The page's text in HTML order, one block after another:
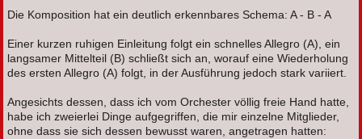
Die Komposition hat ein deutlich erkennbares Schema: A - B - A
Einer kurzen ruhigen Einleitung folgt ein schnelles Allegro (A), ein
langsamer Mittelteil (B) schließt sich an, worauf eine Wiederholung
des ersten Allegro (A) folgt, in der Ausführung jedoch stark variiert.
Angesichts dessen, dass ich vom Orchester völlig freie Hand hatte,
habe ich zweierlei Dinge aufgegriffen, die mir einzelne Mitglieder,
ohne dass sie sich dessen bewusst waren, angetragen hatten: